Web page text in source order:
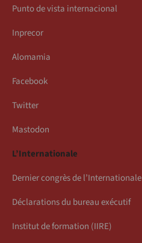
Punto de vista internacional
Inprecor
Alomamia
Facebook
Twitter
Mastodon
L’Internationale
Dernier congrès de l’Internationale
Déclarations du bureau exécutif
Institut de formation (IIRE)